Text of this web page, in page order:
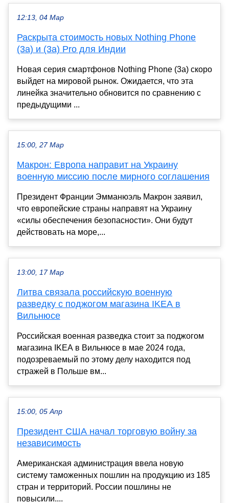
12:13, 04 Мар
Раскрыта стоимость новых Nothing Phone
(3a) и (3a) Pro для Индии
Новая серия смартфонов Nothing Phone (3a) скоро
выйдет на мировой рынок. Ожидается, что эта
линейка значительно обновится по сравнению с
предыдущими ...
15:00, 27 Мар
Макрон: Европа направит на Украину
военную миссию после мирного соглашения
Президент Франции Эмманюэль Макрон заявил,
что европейские страны направят на Украину
«силы обеспечения безопасности». Они будут
действовать на море,...
13:00, 17 Мар
Литва связала российскую военную
разведку с поджогом магазина IKEA в
Вильнюсе
Российская военная разведка стоит за поджогом
магазина IKEA в Вильнюсе в мае 2024 года,
подозреваемый по этому делу находится под
стражей в Польше вм...
15:00, 05 Апр
Президент США начал торговую войну за
независимость
Американская администрация ввела новую
систему таможенных пошлин на продукцию из 185
стран и территорий. России пошлины не
повысили....